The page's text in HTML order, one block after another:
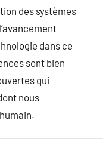
des systèmes
dans ce
sont bien
qui
nous